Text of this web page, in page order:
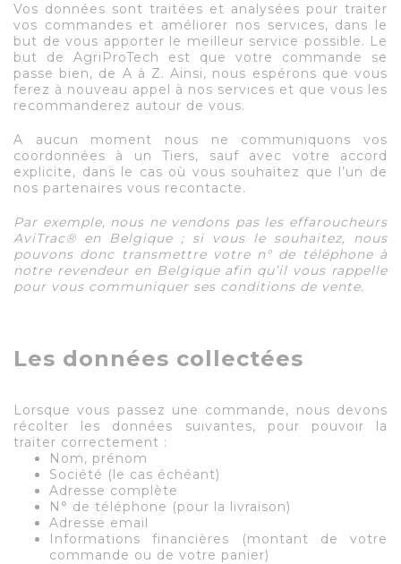
Vos données sont traitées et analysées pour traiter
vos commandes et améliorer nos services, dans le
but de vous apporter le meilleur service possible. Le
but de AgriProTech est que votre commande se
passe bien, de A à Z. Ainsi, nous espérons que vous
ferez à nouveau appel à nos services et que vous les
recommanderez autour de vous.
A aucun moment nous ne communiquons vos
coordonnées à un Tiers, sauf avec votre accord
explicite, dans le cas où vous souhaitez que l’un de
nos partenaires vous recontacte.
Par exemple, nous ne vendons pas les effaroucheurs
AviTrac® en Belgique ; si vous le souhaitez, nous
pouvons donc transmettre votre n° de téléphone à
notre revendeur en Belgique afin qu’il vous rappelle
pour vous communiquer ses conditions de vente.
Les données collectées
Lorsque vous passez une commande, nous devons
récolter les données suivantes, pour pouvoir la
traiter correctement :
Nom, prénom
Société (le cas échéant)
Adresse complète
N° de téléphone (pour la livraison)
Adresse email
Informations financières (montant de votre
commande ou de votre panier)